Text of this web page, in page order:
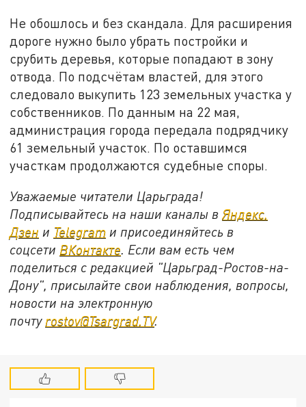
Не обошлось и без скандала. Для расширения
дороге нужно было убрать постройки и
срубить деревья, которые попадают в зону
отвода. По подсчётам властей, для этого
следовало выкупить 123 земельных участка у
собственников. По данным на 22 мая,
администрация города передала подрядчику
61 земельный участок. По оставшимся
участкам продолжаются судебные споры.
Уважаемые читатели Царьграда!
Подписывайтесь на наши каналы вЯндекс.
Дзен и Telegram и присоединяйтесь в
соцсети ВКонтакте. Если вам есть чем
поделиться с редакцией "Царьград-Ростов-на-
Дону", присылайте свои наблюдения, вопросы,
новости на электронную
почту rostov@Tsargrad.ТV.